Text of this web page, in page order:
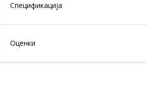
Спецификација
Оценки